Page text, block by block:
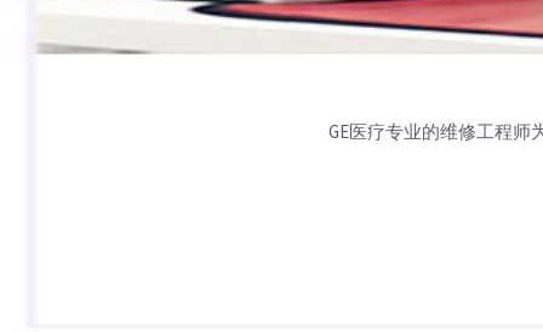
GE医疗专业的维修工程